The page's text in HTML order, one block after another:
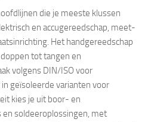
die je meeste klussen
en accugereedschap, meet-
Het handgereedschap
tot tangen en
volgens DIN/ISO voor
geïsoleerde varianten voor
kies je uit boor- en
en soldeeroplossingen, met